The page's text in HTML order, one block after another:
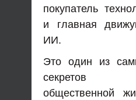
покупатель
и главная
ИИ.
Это один из
секретов
общественной